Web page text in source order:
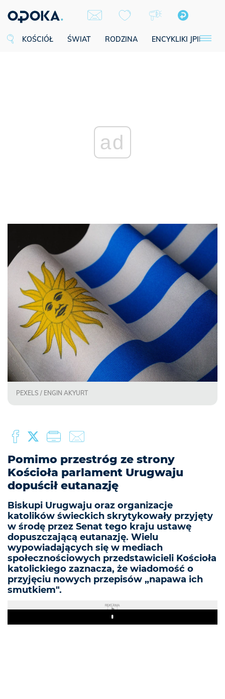
KOŚCIÓŁ ŚWIAT RODZINA ENCYKLIKI JPII
ad
PEXELS / ENGIN AKYURT
Pomimo przestróg ze strony
Kościoła parlament Urugwaju
dopuścił eutanazję
Biskupi Urugwaju oraz organizacje
katolików świeckich skrytykowały przyjęty
w środę przez Senat tego kraju ustawę
dopuszczającą eutanazję. Wielu
wypowiadających się w mediach
społecznościowych przedstawicieli Kościoła
katolickiego zaznacza, że wiadomość o
przyjęciu nowych przepisów „napawa ich
smutkiem".
REKLAMA
Play